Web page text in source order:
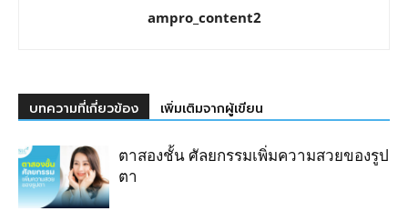
ampro_content2
บทความที่เกี่ยวข้อง เพิ่มเติมจากผู้เขียน
ตาสองชั้น ศัลยกรรมเพิ่มความสวยของรูป
ตา